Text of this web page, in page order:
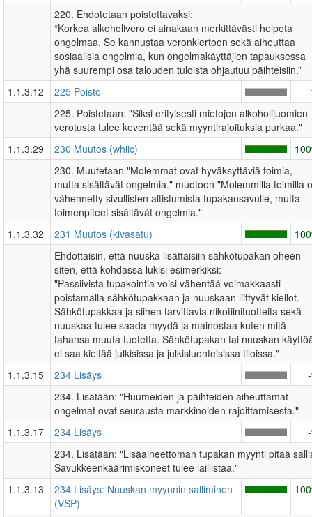
220. Ehdotetaan poistettavaksi:
“Korkea alkoholivero ei ainakaan merkittävästi helpota
ongelmaa. Se kannustaa veronkiertoon sekä aiheuttaa
sosiaalisia ongelmia, kun ongelmakäyttäjien tapauksessa
yhä suurempi osa talouden tuloista ohjautuu päihteisiin.”
1.1.3.12
225 Poisto
225. Poistetaan: "Siksi erityisesti mietojen alkoholijuomien
verotusta tulee keventää sekä myyntirajoituksia purkaa."
1.1.3.29
230 Muutos (whiic)
230. Muutetaan "Molemmat ovat hyväksyttäviä toimia,
mutta sisältävät ongelmia." muotoon "Molemmilla toimilla
vähennetty sivullisten altistumista tupakansavulle, mutta
toimenpiteet sisältävät ongelmia."
1.1.3.32
231 Muutos (kivasatu)
Ehdottaisin, että nuuska lisättäisiin sähkötupakan oheen
siten, että kohdassa lukisi esimerkiksi:
"Passiivista tupakointia voisi vähentää voimakkaasti
poistamalla sähkötupakkaan ja nuuskaan liittyvät kiellot.
Sähkötupakkaa ja siihen tarvittavia nikotiinituotteita sekä
nuuskaa tulee saada myydä ja mainostaa kuten mitä
tahansa muuta tuotetta. Sähkötupakan tai nuuskan
ei saa kieltää julkisissa ja julkisluonteisissa tiloissa."
1.1.3.15
234 Lisäys
234. Lisätään: "Huumeiden ja päihteiden aiheuttamat
ongelmat ovat seurausta markkinoiden rajoittamisesta."
1.1.3.17
234 Lisäys
234. Lisätään: "Lisäaineettoman tupakan myynti pitää
Savukkeenkäärimiskoneet tulee laillistaa."
1.1.3.13
234 Lisäys: Nuuskan myynnin salliminen
(VSP)